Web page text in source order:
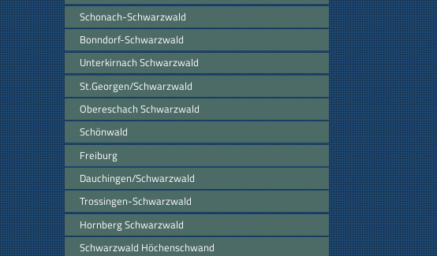
Schonach-Schwarzwald
Bonndorf-Schwarzwald
Unterkirnach Schwarzwald
St.Georgen/Schwarzwald
Obereschach Schwarzwald
Schönwald
Freiburg
Dauchingen/Schwarzwald
Trossingen-Schwarzwald
Hornberg Schwarzwald
Schwarzwald Höchenschwand